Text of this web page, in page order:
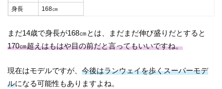
身長
168㎝
まだ14歳で身長が168㎝とは、まだまだ伸び盛りだとすると
170㎝超えはもはや目の前だと言ってもいいですね。
現在はモデルですが、今後はランウェイを歩くスーパーモデ
ルになる可能性もありますよね。